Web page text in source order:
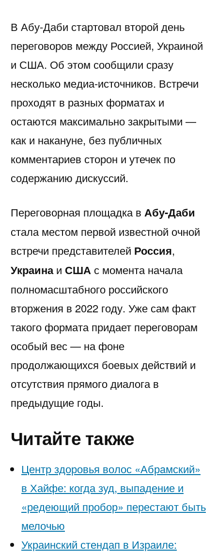
—
חשפניות
בישראל
בהלם
וכיצד
להגן
על
עצמן
Israel…
While
You’re
Low-
Key
Trying
to
Pick
מקצועית
ערים
Google»
מודעות
ואבחון
בחיפה
В Абу-Даби стартовал второй день
переговоров между Россией, Украиной
и США. Об этом сообщили сразу
несколько медиа-источников. Встречи
проходят в разных форматах и
остаются максимально закрытыми —
как и накануне, без публичных
комментариев сторон и утечек по
содержанию дискуссий.
Переговорная площадка в Абу-Даби
стала местом первой известной очной
встречи представителей Россия,
Украинаи США с момента начала
полномасштабного российского
вторжения в 2022 году. Уже сам факт
такого формата придает переговорам
особый вес — на фоне
продолжающихся боевых действий и
отсутствия прямого диалога в
предыдущие годы.
Читайте также
Центр здоровья волос «Абрaмский»
в Хайфе: когда зуд, выпадение и
«редеющий пробор» перестают быть
мелочью
Украинский стендап в Израиле: